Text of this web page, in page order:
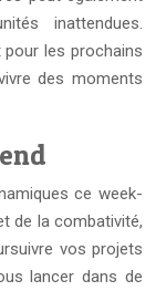
inattendues.
les prochains
des moments
ce week-
de la combativité,
vos projets
lancer dans de